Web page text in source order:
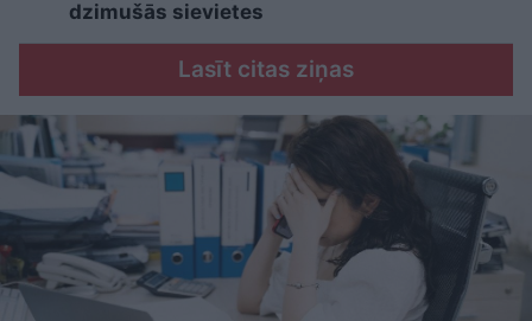
dzimušās sievietes
Lasīt citas ziņas